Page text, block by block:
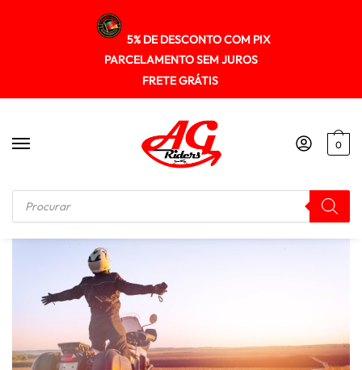
5% DE DESCONTO COM PIX
PARCELAMENTO SEM JUROS
FRETE GRÁTIS
0
Início / Sobre nós